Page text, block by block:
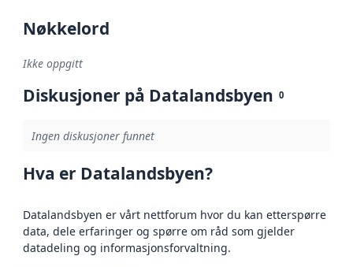
Nøkkelord
Ikke oppgitt
Diskusjoner på Datalandsbyen 0
Ingen diskusjoner funnet
Hva er Datalandsbyen?
Datalandsbyen er vårt nettforum hvor du kan etterspørre
data, dele erfaringer og spørre om råd som gjelder
datadeling og informasjonsforvaltning.